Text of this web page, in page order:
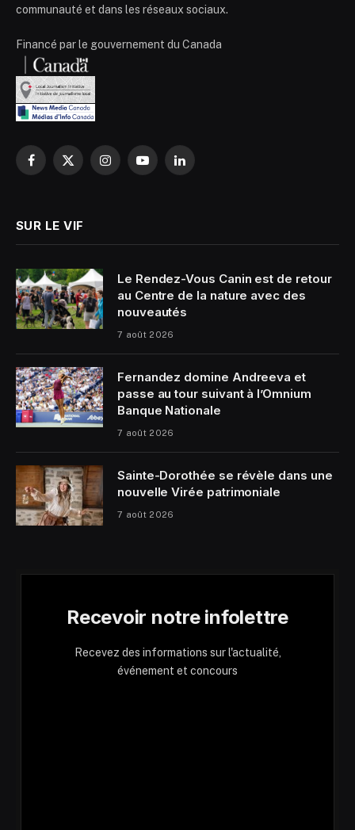
communauté et dans les réseaux sociaux.
Financé par le gouvernement du Canada
Facebook
X
InstagramYouTubeLinkedIn
SUR LE VIF
Le Rendez-Vous Canin est de retour
au Centre de la nature avec des
nouveautés
7 août 2026
Fernandez domine Andreeva et
passe au tour suivant à l’Omnium
Banque Nationale
7 août 2026
Sainte-Dorothée se révèle dans une
nouvelle Virée patrimoniale
7 août 2026
Recevoir notre infolettre
Recevez des informations sur l'actualité,
événement et concours